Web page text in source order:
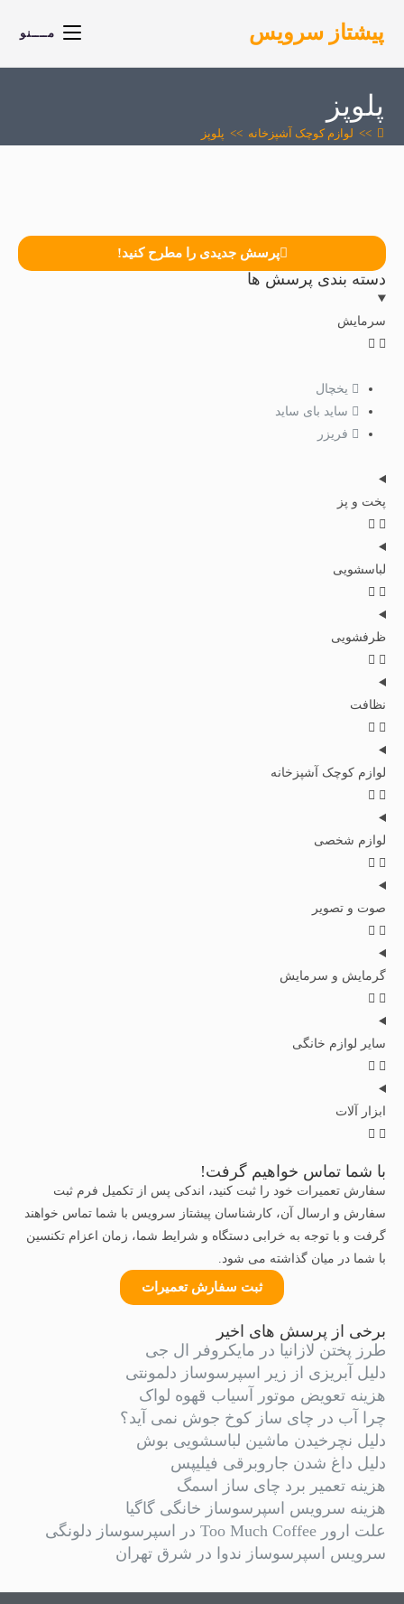
پیشتاز سرویس مــــنو
پلوپز
>> لوازم کوچک آشپزخانه >> پلوپز
پرسش جدیدی را مطرح کنید!
دسته بندی پرسش ها
سرمایش
یخچال
ساید بای ساید
فریزر
پخت و پز
لباسشویی
ظرفشویی
نظافت
لوازم کوچک آشپزخانه
لوازم شخصی
صوت و تصویر
گرمایش و سرمایش
سایر لوازم خانگی
ابزار آلات
با شما تماس خواهیم گرفت!
سفارش تعمیرات خود را ثبت کنید، اندکی پس از تکمیل فرم ثبت
سفارش و ارسال آن، کارشناسان پیشتاز سرویس با شما تماس خواهند
گرفت و با توجه به خرابی دستگاه و شرایط شما، زمان اعزام تکنسین
با شما در میان گذاشته می شود.
ثبت سفارش تعمیرات
برخی از پرسش های اخیر
طرز پختن لازانیا در مایکروفر ال جی
دلیل آبریزی از زیر اسپرسوساز دلمونتی
هزینه تعویض موتور آسیاب قهوه لواک
چرا آب در چای ساز کوخ جوش نمی آید؟
دلیل نچرخیدن ماشین لباسشویی بوش
دلیل داغ شدن جاروبرقی فیلیپس
هزینه تعمیر برد چای ساز اسمگ
هزینه سرویس اسپرسوساز خانگی گاگیا
علت ارور Too Much Coffee در اسپرسوساز دلونگی
سرویس اسپرسوساز ندوا در شرق تهران